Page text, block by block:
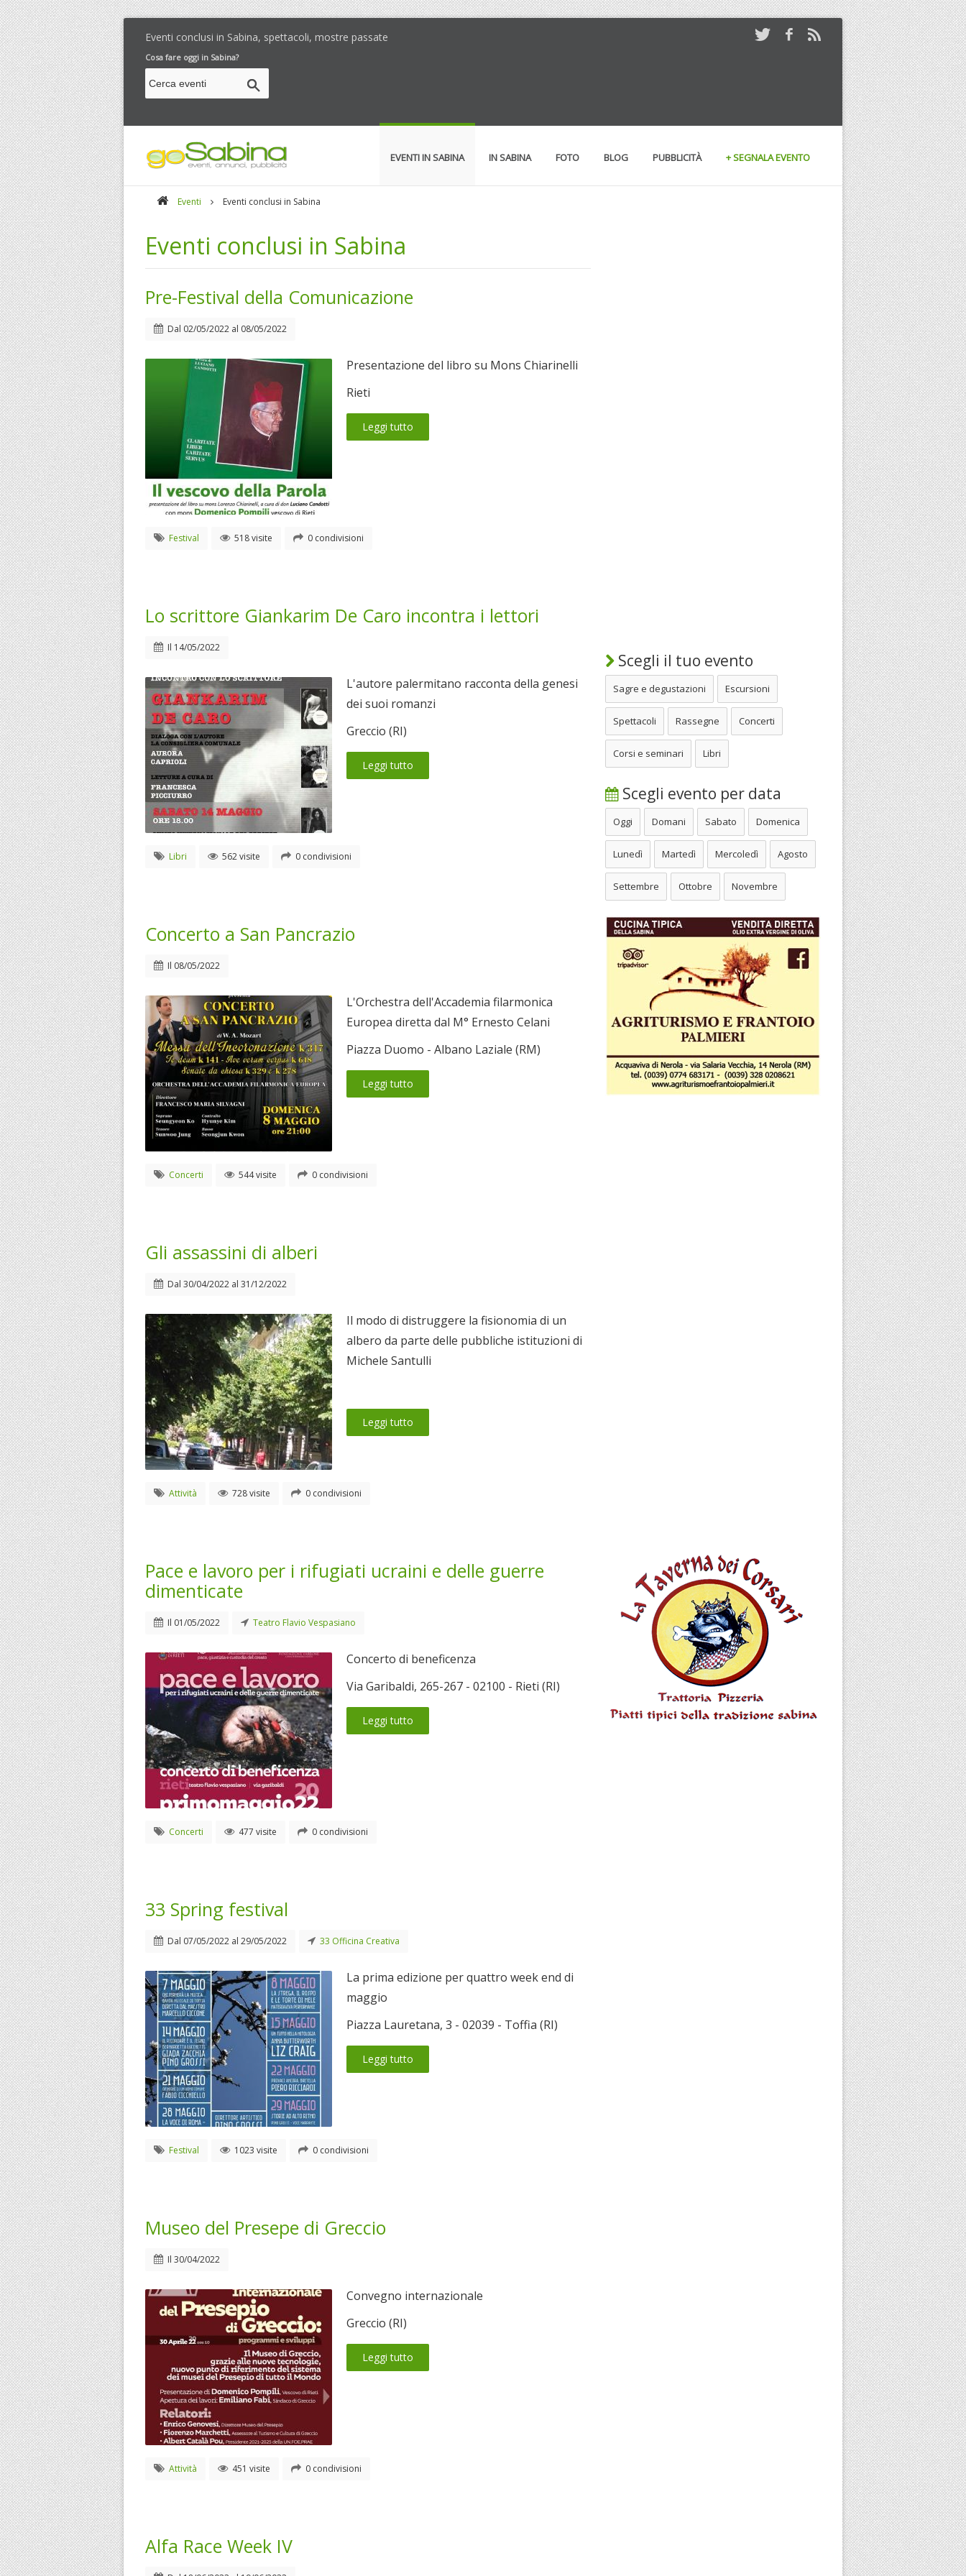
Eventi conclusi in Sabina, spettacoli, mostre passate
Cosa fare oggi in Sabina?
EVENTI IN SABINA IN SABINA FOTO BLOG PUBBLICITÀ + SEGNALA EVENTO
Eventi Eventi conclusi in Sabina
Eventi conclusi in Sabina
Pre-Festival della Comunicazione
Dal 02/05/2022 al 08/05/2022
Presentazione del libro su Mons Chiarinelli
Rieti
Leggi tutto
Festival 518 visite 0 condivisioni
Lo scrittore Giankarim De Caro incontra i lettori
Il 14/05/2022
L'autore palermitano racconta della genesi
dei suoi romanzi
Greccio (RI)
Leggi tutto
Libri 562 visite 0 condivisioni
Concerto a San Pancrazio
Il 08/05/2022
L'Orchestra dell'Accademia filarmonica
Europea diretta dal M° Ernesto Celani
Piazza Duomo - Albano Laziale (RM)
Leggi tutto
Concerti 544 visite 0 condivisioni
Gli assassini di alberi
Dal 30/04/2022 al 31/12/2022
Il modo di distruggere la fisionomia di un
albero da parte delle pubbliche istituzioni di
Michele Santulli
Leggi tutto
Attività 728 visite 0 condivisioni
Pace e lavoro per i rifugiati ucraini e delle guerre
dimenticate
Il 01/05/2022 Teatro Flavio Vespasiano
Concerto di beneficenza
Via Garibaldi, 265-267 - 02100 - Rieti (RI)
Leggi tutto
Concerti 477 visite 0 condivisioni
33 Spring festival
Dal 07/05/2022 al 29/05/2022 33 Officina Creativa
La prima edizione per quattro week end di
maggio
Piazza Lauretana, 3 - 02039 - Toffia (RI)
Leggi tutto
Festival 1023 visite 0 condivisioni
Museo del Presepe di Greccio
Il 30/04/2022
Convegno internazionale
Greccio (RI)
Leggi tutto
Attività 451 visite 0 condivisioni
Alfa Race Week IV
Scegli il tuo evento
Sagre e degustazioni Escursioni
Spettacoli Rassegne Concerti
Corsi e seminari Libri
Scegli evento per data
Oggi Domani Sabato Domenica
Lunedì Martedì Mercoledì Agosto
Settembre Ottobre Novembre